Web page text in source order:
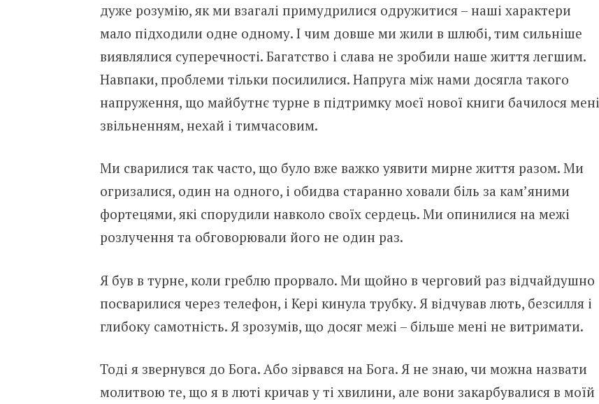
дуже розумію, як ми взагалі примудрилися одружитися – наші характери
мало підходили одне одному. І чим довше ми жили в шлюбі, тим сильніше
виявлялися суперечності. Багатство і слава не зробили наше життя легшим.
Навпаки, проблеми тільки посилилися. Напруга між нами досягла такого
напруження, що майбутнє турне в підтримку моєї нової книги бачилося мені
звільненням, нехай і тимчасовим.
Ми сварилися так часто, що було вже важко уявити мирне життя разом. Ми
огризалися, один на одного, і обидва старанно ховали біль за кам’яними
фортецями, які спорудили навколо своїх сердець. Ми опинилися на межі
розлучення та обговорювали його не один раз.
Я був в турне, коли греблю прорвало. Ми щойно в черговий раз відчайдушно
посварилися через телефон, і Кері кинула трубку. Я відчував лють, безсилля і
глибоку самотність. Я зрозумів, що досяг межі – більше мені не витримати.
Тоді я звернувся до Бога. Або зірвався на Бога. Я не знаю, чи можна назвати
молитвою те, що я в люті кричав у ті хвилини, але вони закарбувалися в моїй